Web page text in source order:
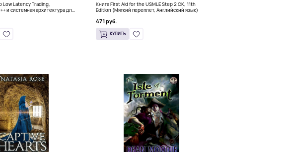
Low Latency Trading,
и системная архитектура для
Книга First Aid for the USMLE Step 2 CK, 11th
Edition (Мягкий переплет, Английский язык)
471 руб.
КУПИТЬ